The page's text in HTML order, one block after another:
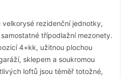
rezidenční jednotky,
třípodlažní mezonety.
4+kk, užitnou plochou
sklepem a soukromou
loftů jsou téměř totožné,